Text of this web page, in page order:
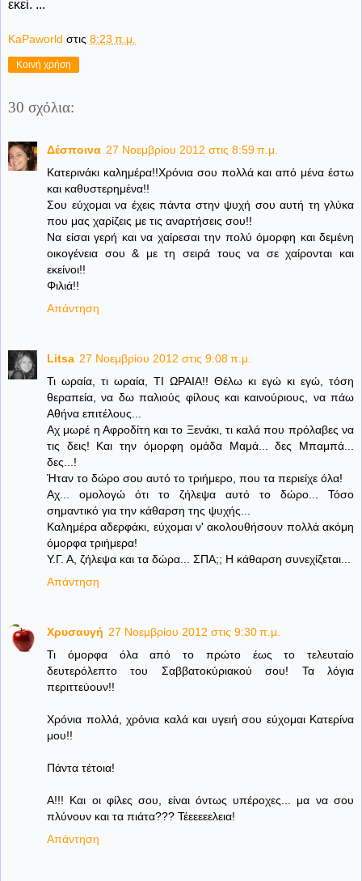
εκεί. ...
KaPaworld στις 8:23 π.μ.
Κοινή χρήση
30 σχόλια:
Δέσποινα 27 Νοεμβρίου 2012 στις 8:59 π.μ.
Κατερινάκι καλημέρα!!Χρόνια σου πολλά και από μένα έστω
και καθυστερημένα!!
Σου εύχομαι να έχεις πάντα στην ψυχή σου αυτή τη γλύκα
που μας χαρίζεις με τις αναρτήσεις σου!!
Να είσαι γερή και να χαίρεσαι την πολύ όμορφη και δεμένη
οικογένεια σου & με τη σειρά τους να σε χαίρονται και
εκείνοι!!
Φιλιά!!
Απάντηση
Litsa 27 Νοεμβρίου 2012 στις 9:08 π.μ.
Τι ωραία, τι ωραία, ΤΙ ΩΡΑΙΑ!! Θέλω κι εγώ κι εγώ, τόση
θεραπεία, να δω παλιούς φίλους και καινούριους, να πάω
Αθήνα επιτέλους...
Αχ μωρέ η Αφροδίτη και το Ξενάκι, τι καλά που πρόλαβες να
τις δεις! Και την όμορφη ομάδα Μαμά... δες Μπαμπά...
δες...!
Ήταν το δώρο σου αυτό το τριήμερο, που τα περιείχε όλα!
Αχ... ομολογώ ότι το ζήλεψα αυτό το δώρο... Τόσο
σημαντικό για την κάθαρση της ψυχής...
Καλημέρα αδερφάκι, εύχομαι ν' ακολουθήσουν πολλά ακόμη
όμορφα τριήμερα!
Υ.Γ. Α, ζήλεψα και τα δώρα... ΣΠΑ;; Η κάθαρση συνεχίζεται...
Απάντηση
Χρυσαυγή 27 Νοεμβρίου 2012 στις 9:30 π.μ.
Τι όμορφα όλα από το πρώτο έως το τελευταίο
δευτερόλεπτο του Σαββατοκύριακού σου! Τα λόγια
περιττεύουν!!
Χρόνια πολλά, χρόνια καλά και υγειή σου εύχομαι Κατερίνα
μου!!
Πάντα τέτοια!
Α!!! Και οι φίλες σου, είναι όντως υπέροχες... μα να σου
πλύνουν και τα πιάτα??? Τέεεεεελεια!
Απάντηση